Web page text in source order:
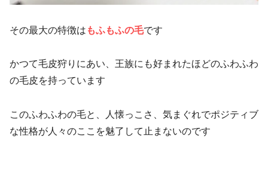
その最大の特徴は もふもふの毛です
かつて毛皮狩りにあい、王族にも好まれたほどのふわふわ
の毛皮を持っています
このふわふわの毛と、人懐っこさ、気まぐれでポジティブ
な性格が人々のここを魅了して止まないのです